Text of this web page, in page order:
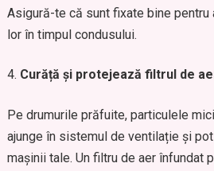
Asigură-te că sunt fixate bine pentru
lor în timpul condusului.
Curăță și protejează filtrul de
Pe drumurile prăfuite, particulele
ajunge în sistemul de ventilație și
mașinii tale. Un filtru de aer înfundat